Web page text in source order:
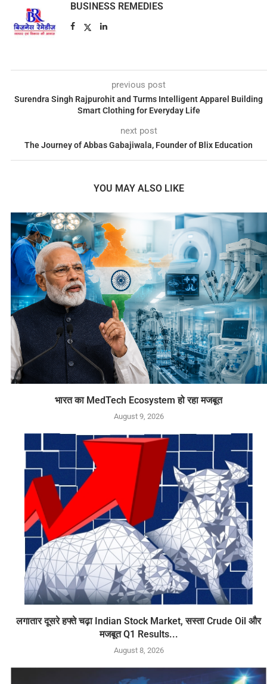
BUSINESS REMEDIES
previous post
Surendra Singh Rajpurohit and Turms Intelligent Apparel Building
Smart Clothing for Everyday Life
next post
The Journey of Abbas Gabajiwala, Founder of Blix Education
YOU MAY ALSO LIKE
भारत का MedTech Ecosystem हो रहा मजबूत
August 9, 2026
लगातार दूसरे हफ्ते चढ़ा Indian Stock Market, सस्ता Crude Oil और
मजबूत Q1 Results...
August 8, 2026